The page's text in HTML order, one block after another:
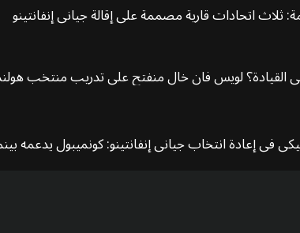
ثلاث اتحادات قارية مصممة على إقالة جياني إنفانتينو
في القيادة؟ لويس فان خال منفتح على تدريب منتخب
في إعادة انتخاب جياني إنفانتينو: كونميبول يدعمه